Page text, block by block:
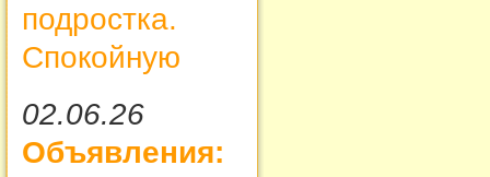
подростка.
Спокойную
02.06.26
Объявления: